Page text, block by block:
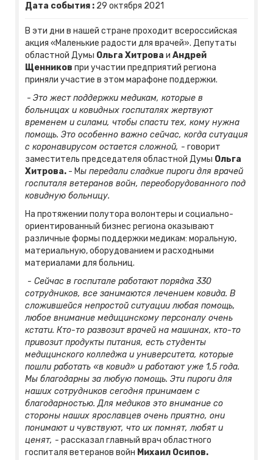
Дата события : 29 октября 2021
В эти дни в нашей стране проходит всероссийская
акция «Маленькие радости для врачей». Депутаты
областной Думы Ольга Хитрова и Андрей
Щенников при участии предприятий региона
приняли участие в этом марафоне поддержки.
- Это жест поддержки медикам, которые в
больницах и ковидных госпиталях жертвуют
временем и силами, чтобы спасти тех, кому нужна
помощь. Это особенно важно сейчас, когда ситуация
с коронавирусом остается сложной, - говорит
заместитель председателя областной Думы Ольга
Хитрова. - Мы передали сладкие пироги для врачей
госпиталя ветеранов войн, переоборудованного под
ковидную больницу.
На протяжении полутора волонтеры и социально-
ориентированный бизнес региона оказывают
различные формы поддержки медикам: моральную,
материальную, оборудованием и расходными
материалами для больниц.
- Сейчас в госпитале работают порядка 330
сотрудников, все занимаются лечением ковида. В
сложившейся непростой ситуации любая помощь,
любое внимание медицинскому персоналу очень
кстати. Кто-то развозит врачей на машинах, кто-то
привозит продукты питания, есть студенты
медицинского колледжа и университета, которые
пошли работать «в ковид» и работают уже 1,5 года.
Мы благодарны за любую помощь. Эти пироги для
наших сотрудников сегодня принимаем с
благодарностью. Для медиков это внимание со
стороны наших ярославцев очень приятно, они
понимают и чувствуют, что их помнят, любят и
ценят, - рассказал главный врач областного
госпиталя ветеранов войн Михаил Осипов.